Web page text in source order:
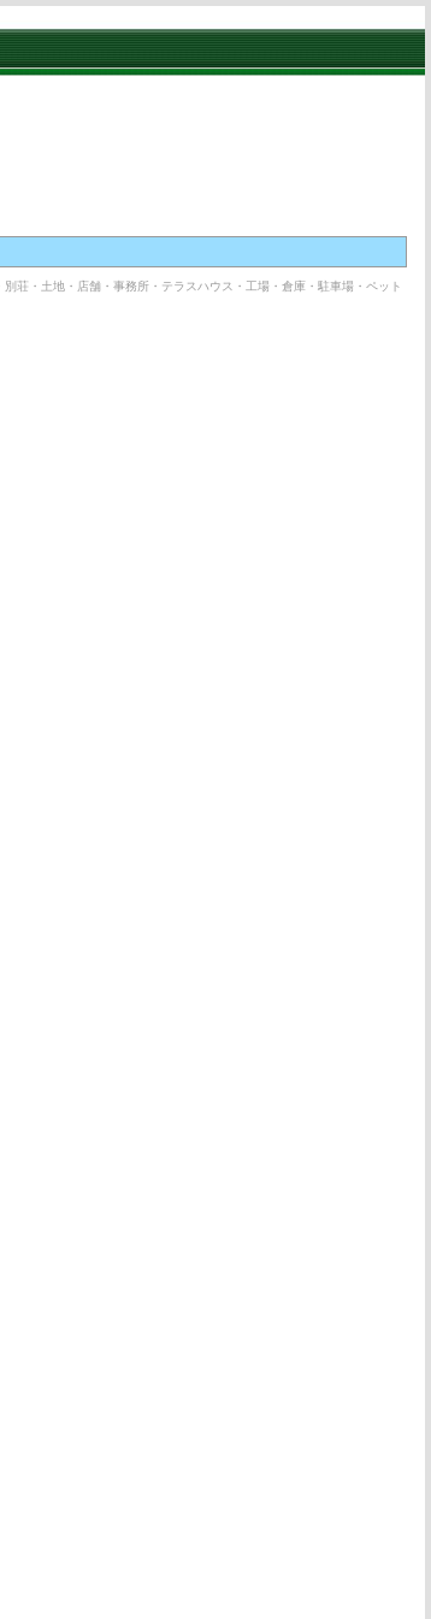
荘・土地・店舗・事務所・テラスハウス・工場・倉庫・駐車場・ペット